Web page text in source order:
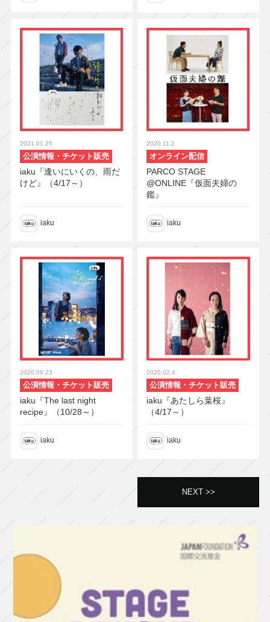
2021.01.25
公演情報・チケット販売
iaku『逢いにいくの、雨だ
けど』（4/17～）
iaku
2020.11.2
オンライン配信
PARCO STAGE
@ONLINE『仮面夫婦の
鑑』
iaku
2020.09.23
公演情報・チケット販売
iaku『The last night
recipe』（10/28～）
iaku
2020.02.4
公演情報・チケット販売
iaku『あたしら葉桜』
（4/17～）
iaku
NEXT >>